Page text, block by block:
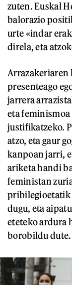
zuten. Euskal
balorazio
urte «indar
direla, eta
presenteago
jarrera
eta
justifikatzeko.
atzo, eta gaur
kanpoan jarri,
ariketa handi
feministan
pribilegioetatik
dugu, eta
eteteko ardura
borobildu dute.